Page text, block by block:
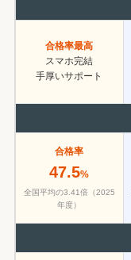
合格率最高
スマホ完結
手厚いサポート
合格率
47.5%
全国平均の3.41倍（2025
年度）